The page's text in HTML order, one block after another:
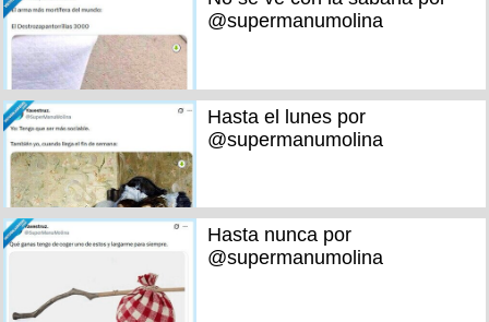
@supermanumolina
Hasta el lunes por
@supermanumolina
Hasta nunca por
@supermanumolina